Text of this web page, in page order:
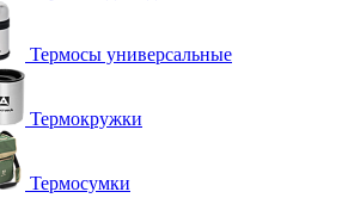
Термосы универсальные
Термокружки
Термосумки